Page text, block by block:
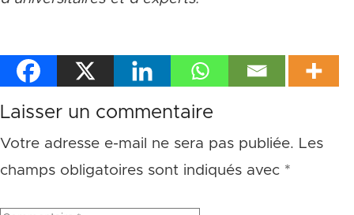
Laisser un commentaire
Votre adresse e-mail ne sera pas publiée. Les
champs obligatoires sont indiqués avec *